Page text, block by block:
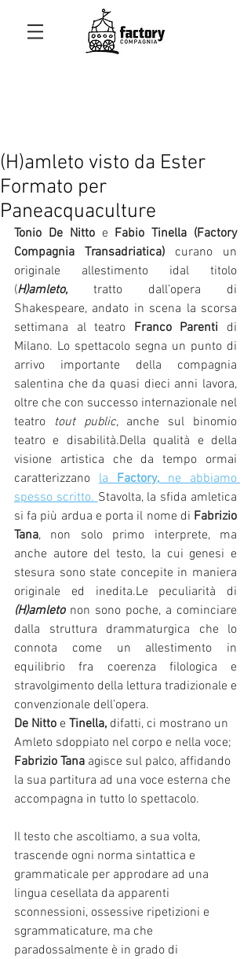
(H)amleto visto da Ester
Formato per
Paneacquaculture
Tonio De Nitto e Fabio Tinella (Factory
Compagnia Transadriatica) curano un
originale allestimento idal titolo
(H)amleto, tratto dall’opera di
Shakespeare, andato in scena la scorsa
settimana al teatro Franco Parenti di
Milano. Lo spettacolo segna un punto di
arrivo importante della compagnia
salentina che da quasi dieci anni lavora,
oltre che con successo internazionale nel
teatro
tout public, anche sul binomio
teatro e disabilità.Della qualità e della
visione artistica che da tempo ormai
caratterizzano la Factory, ne abbiamo
spesso scritto. Stavolta, la sfida amletica
si fa più ardua e porta il nome di Fabrizio
Tana, non solo primo interprete, ma
anche autore del testo, la cui genesi e
stesura sono state concepite in maniera
(H)amleto non sono poche, a cominciare
dalla struttura drammaturgica che lo
connota come un allestimento in
equilibrio fra coerenza filologica e
stravolgimento della lettura tradizionale e
convenzionale dell’opera.
De Nitto e Tinella, difatti, ci mostrano un
Amleto sdoppiato nel corpo e nella voce;
Fabrizio Tana agisce sul palco, affidando
la sua partitura ad una voce esterna che
accompagna in tutto lo spettacolo.
Il testo che ascoltiamo, a sua volta,
trascende ogni norma sintattica e
grammaticale per approdare ad una
lingua cesellata da apparenti
sconnessioni, ossessive ripetizioni e
sgrammaticature, ma che
paradossalmente è in grado di